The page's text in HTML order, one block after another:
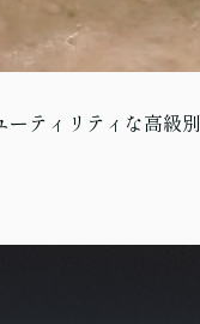
ティリティな高級